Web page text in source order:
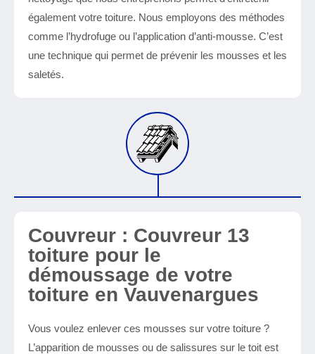
également votre toiture. Nous employons des méthodes
comme l’hydrofuge ou l’application d’anti-mousse. C’est
une technique qui permet de prévenir les mousses et les
saletés.
Couvreur : Couvreur 13
toiture pour le
démoussage de votre
toiture en Vauvenargues
Vous voulez enlever ces mousses sur votre toiture ?
L’apparition de mousses ou de salissures sur le toit est